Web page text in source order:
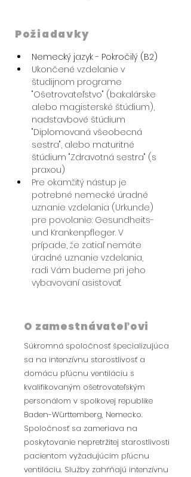
Požiadavky
Nemecký jazyk - Pokročilý (B2)
Ukončené vzdelanie v
študijnom programe
"Ošetrovateľstvo" (bakalárske
alebo magisterské štúdium),
nadstavbové štúdium
"Diplomovaná všeobecná
sestra", alebo maturitné
štúdium "Zdravotná sestra" (s
praxou)
​Pre okamžitý nástup je
potrebné nemecké úradné
uznanie vzdelania (Urkunde)
pre povolanie: Gesundheits-
und Krankenpfleger. V
prípade, že zatiaľ nemáte
úradné uznanie vzdelania,
radi Vám budeme pri jeho
vybavovaní asistovať.
O zamestnávateľovi
Súkromná spoločnosť špecializujúca
sa na intenzívnu starostlivosť a
domácu pľúcnu ventiláciu s
kvalifikovaným ošetrovateľským
personálom v spolkovej republike
Baden-Württemberg, Nemecko.
Spoločnosť sa zameriava na
poskytovanie nepretržitej starostlivosti
pacientom vyžadujúcim pľúcnu
ventiláciu. Služby zahŕňajú intenzívnu